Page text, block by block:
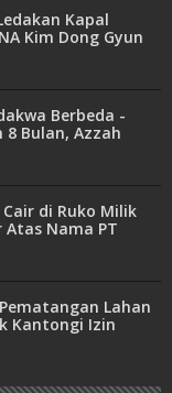
Kapal
Kim Dong Gyun
Berbeda -
Bulan, Azzah
6 Bulan
di Ruko Milik
Nama PT
Lahan
Kantongi Izin